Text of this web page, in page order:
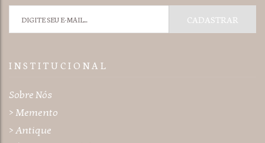
I N S T I T U C I O N A L
Sobre Nós
> Memento
> Antique